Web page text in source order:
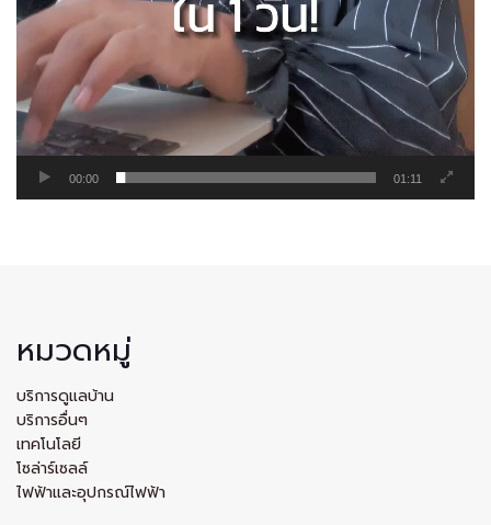
00:00 01:11
หมวดหมู่
บริการดูแลบ้าน
บริการอื่นๆ
เทคโนโลยี
โซล่าร์เซลล์
ไฟฟ้าและอุปกรณ์ไฟฟ้า